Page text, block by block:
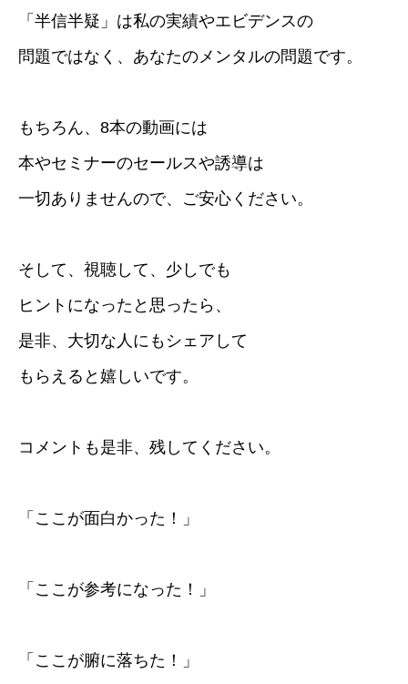
「半信半疑」は私の実績やエビデンスの
問題ではなく、あなたのメンタルの問題です。
もちろん、8本の動画には
本やセミナーのセールスや誘導は
一切ありませんので、ご安心ください。
そして、視聴して、少しでも
ヒントになったと思ったら、
是非、大切な人にもシェアして
もらえると嬉しいです。
コメントも是非、残してください。
「ここが面白かった！」
「ここが参考になった！」
「ここが腑に落ちた！」